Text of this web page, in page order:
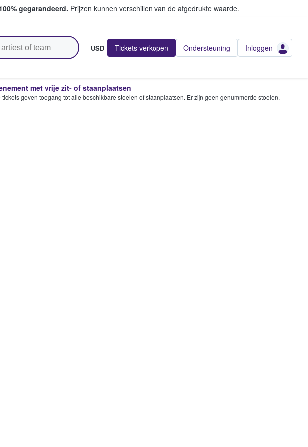
gegarandeerd. Prijzen kunnen verschillen van de afgedrukte waarde.
USD Tickets verkopen Ondersteuning Inloggen
met vrije zit- of staanplaatsen
tickets geven toegang tot alle beschikbare stoelen of staanplaatsen. Er zijn geen genummerde stoelen.